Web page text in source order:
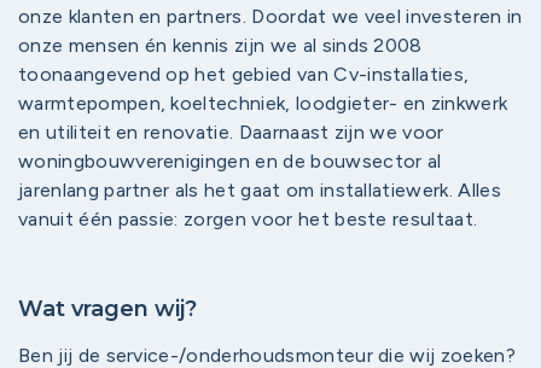
onze klanten en partners. Doordat we veel investeren in
onze mensen én kennis zijn we al sinds 2008
toonaangevend op het gebied van Cv-installaties,
warmtepompen, koeltechniek, loodgieter- en zinkwerk
en utiliteit en renovatie. Daarnaast zijn we voor
woningbouwverenigingen en de bouwsector al
jarenlang partner als het gaat om installatiewerk. Alles
vanuit één passie: zorgen voor het beste resultaat.
Wat vragen wij?
Ben jij de service-/onderhoudsmonteur die wij zoeken?